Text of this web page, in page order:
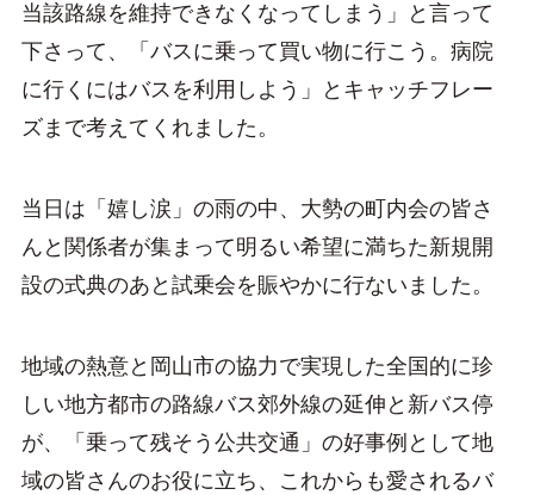
当該路線を維持できなくなってしまう」と言って
下さって、「バスに乗って買い物に行こう。病院
に行くにはバスを利用しよう」とキャッチフレー
ズまで考えてくれました。
当日は「嬉し涙」の雨の中、大勢の町内会の皆さ
んと関係者が集まって明るい希望に満ちた新規開
設の式典のあと試乗会を賑やかに行ないました。
地域の熱意と岡山市の協力で実現した全国的に珍
しい地方都市の路線バス郊外線の延伸と新バス停
が、「乗って残そう公共交通」の好事例として地
域の皆さんのお役に立ち、これからも愛されるバ